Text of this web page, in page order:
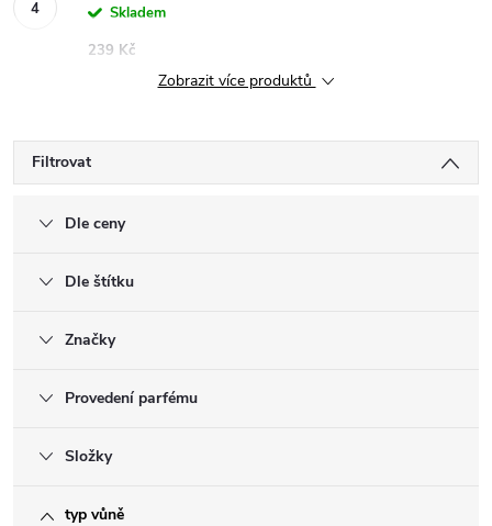
Skladem
239 Kč
Zobrazit více produktů
Filtrovat
Dle ceny
Dle štítku
Značky
Provedení parfému
Složky
typ vůně